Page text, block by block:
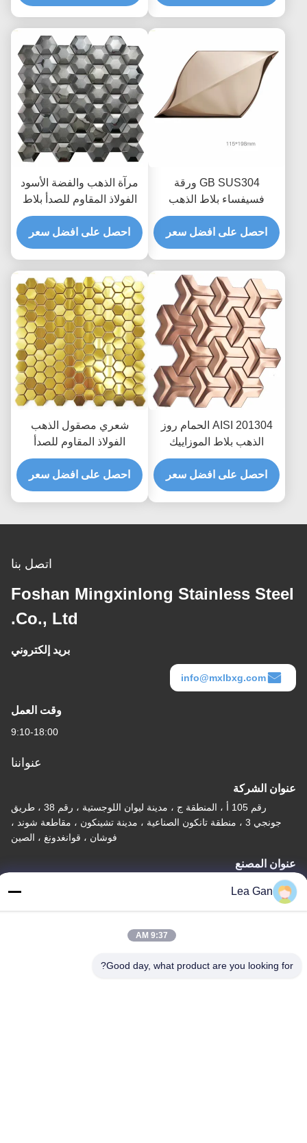
GB SUS304 ورقة
فسيفساء بلاط الذهب
المعدني باكسبلاش حبة
منتفخة
احصل على افضل سعر
مرآة الذهب والفضة الأسود
الفولاذ المقاوم للصدأ بلاط
الموزاييك 3D مسدس
Rustproof AISI
احصل على افضل سعر
AISI 201304 الحمام روز
الذهب بلاط الموزاييك
شعري مصقول الانتهاء
احصل على افضل سعر
شعري مصقول الذهب
الفولاذ المقاوم للصدأ
مسدس بلاط باكسبلاش
للمطبخ ISO DIN
احصل على افضل سعر
اتصل بنا
Foshan Mingxinlong Stainless Steel
Co., Ltd.
بريد إلكتروني
info@mxlbxg.com
وقت العمل
9:10-18:00
عنواننا
عنوان الشركة
رقم 105 أ ، المنطقة ج ، مدينة ليوان اللوجستية ، رقم 38 ، طريق
جونجي 3 ، منطقة تانكون الصناعية ، مدينة تشينكون ، مقاطعة شوند ،
فوشان ، قوانغدونغ ، الصين
عنوان المصنع
جونجي 3 ، منطقة تانكون الصناعية ، مدينة تشينكون ، مقاطعة شوند ،
فوشان ، قوانغدونغ ، الصين
Lea Gan
9:37 AM
Good day, what product are you looking for?